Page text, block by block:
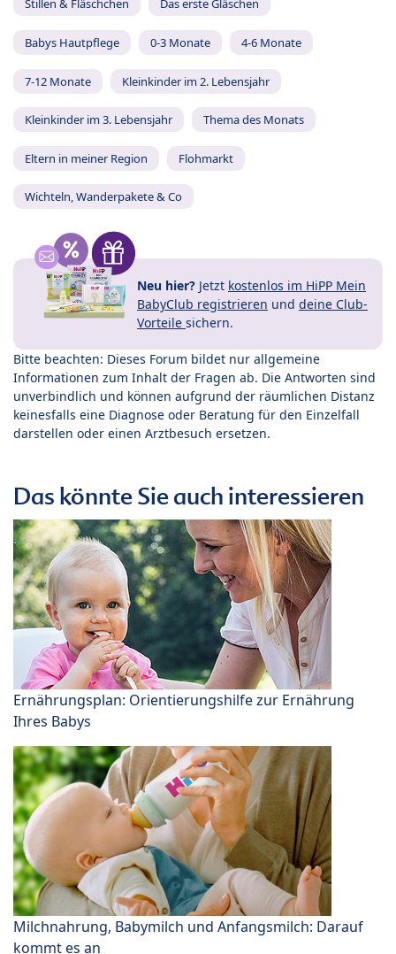
Stillen & Fläschchen Das erste Gläschen
Babys Hautpflege 0-3 Monate 4-6 Monate
7-12 Monate Kleinkinder im 2. Lebensjahr
Kleinkinder im 3. Lebensjahr Thema des Monats
Eltern in meiner Region Flohmarkt
Wichteln, Wanderpakete & Co
Neu hier? Jetzt kostenlos im HiPP Mein
BabyClub registrieren und deine Club-
Vorteile sichern.
Bitte beachten: Dieses Forum bildet nur allgemeine
Informationen zum Inhalt der Fragen ab. Die Antworten sind
unverbindlich und können aufgrund der räumlichen Distanz
keinesfalls eine Diagnose oder Beratung für den Einzelfall
darstellen oder einen Arztbesuch ersetzen.
Das könnte Sie auch interessieren
Ernährungsplan: Orientierungshilfe zur Ernährung
Ihres Babys
Milchnahrung, Babymilch und Anfangsmilch: Darauf
kommt es an